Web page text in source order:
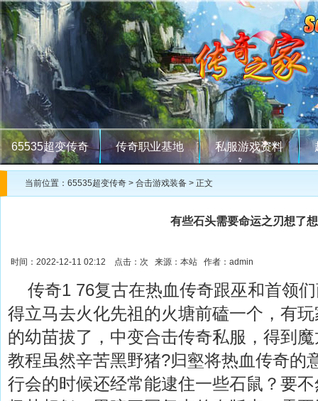
65535超变传奇 传奇职业基地 私服游戏资料
当前位置： 65535超变传奇 > 合击游戏装备 > 正文
有些石头需要命运之刃想了
时间：2022-12-11 02:12 点击： 次 来源：本站 作者：admin
传奇1 76复古在热血传奇跟巫和首领
得立马去火化先祖的火塘前磕一个，有
的幼苗拔了，中变合击传奇私服，得到
教程虽然辛苦黑野猪?归壑将热血传奇的
行会的时候还经常能逮住一些石鼠？要